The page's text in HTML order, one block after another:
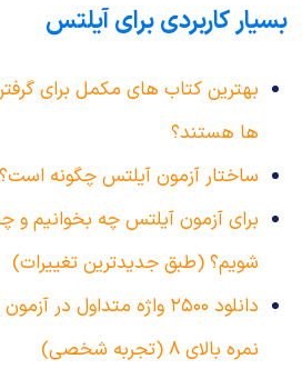
بسیار کاربردی برای آیلتس
ها هستند؟
ساختار آزمون آیلتس چگونه
برای آزمون آیلتس چه بخوانیم و
شویم؟ (طبق جدیدترین تغییرات)
دانلود ۲۵۰۰ واژه متداول
نمره بالای ۸ (تجربه شخصی)